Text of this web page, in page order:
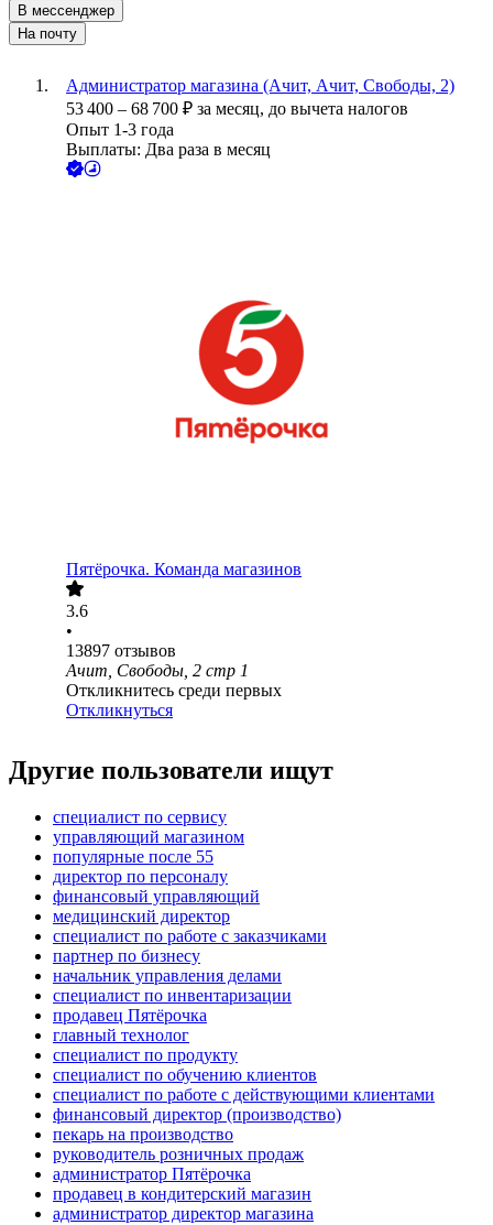
В мессенджер
На почту
Администратор магазина (Ачит, Ачит, Свободы, 2)
53 400 – 68 700 ₽ за месяц, до вычета налогов
Опыт 1-3 года
Выплаты: Два раза в месяц
Пятёрочка. Команда магазинов
3.6
•
13897 отзывов
Ачит, Свободы, 2 стр 1
Откликнитесь среди первых
Откликнуться
Другие пользователи ищут
специалист по сервису
управляющий магазином
популярные после 55
директор по персоналу
финансовый управляющий
медицинский директор
специалист по работе с заказчиками
партнер по бизнесу
начальник управления делами
специалист по инвентаризации
продавец Пятёрочка
главный технолог
специалист по продукту
специалист по обучению клиентов
специалист по работе с действующими клиентами
финансовый директор (производство)
пекарь на производство
руководитель розничных продаж
администратор Пятёрочка
продавец в кондитерский магазин
администратор директор магазина